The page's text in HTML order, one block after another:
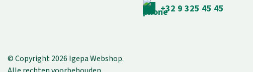
© Copyright 2026 Igepa Webshop.
+32 9 325 45 45